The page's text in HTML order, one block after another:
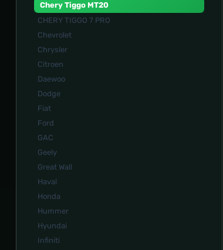
Chery Tiggo MT20
CHERY TIGGO 7 PRO
Chevrolet
Chrysler
Citroen
Daewoo
Dodge
Fiat
Ford
GAC
Geely
Great Wall
Haval
Honda
Hummer
Hyundai
Infiniti